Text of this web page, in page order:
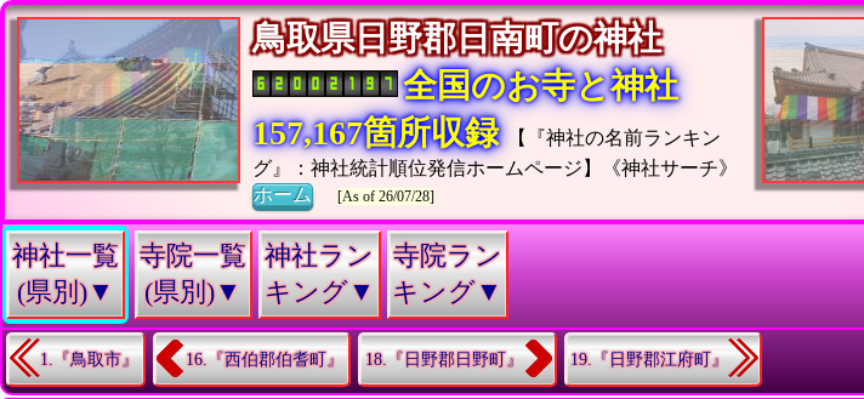
鳥取県日野郡日南町の神社
全国のお寺と神社
157,167箇所収録
【『神社の名前ランキン
グ』：神社統計順位発信ホームページ】《神社サーチ》
ホーム
[As of 26/07/28]
神社一覧
(県別)▼
寺院一覧
(県別)▼
神社ラン
キング▼
寺院ラン
キング▼
1.『鳥取市』 16.『西伯郡伯耆町』 18.『日野郡日野町』 19.『日野郡江府町』